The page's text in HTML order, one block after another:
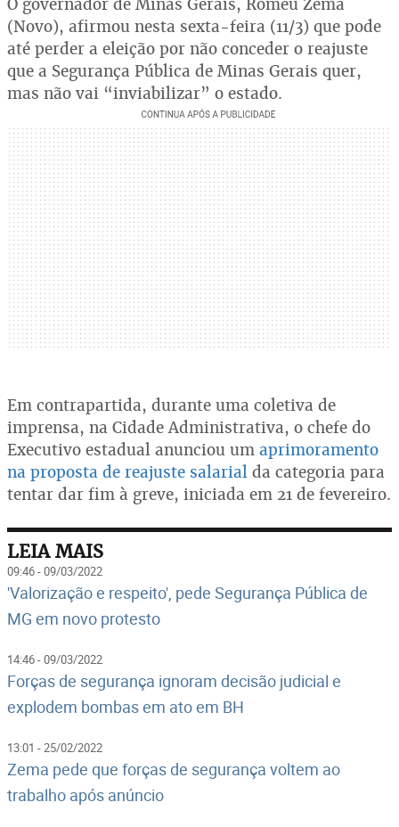
(Novo), afirmou nesta sexta-feira (11/3) que pode
até perder a eleição por não conceder o reajuste
que a Segurança Pública de Minas Gerais quer,
mas não vai “inviabilizar” o estado.
Em contrapartida, durante uma coletiva de
imprensa, na Cidade Administrativa, o chefe do
Executivo estadual anunciou um aprimoramento
na proposta de reajuste salarial da categoria para
tentar dar fim à greve, iniciada em 21 de fevereiro.
LEIA MAIS
09:46 - 09/03/2022
'Valorização e respeito', pede Segurança Pública de
MG em novo protesto
14:46 - 09/03/2022
Forças de segurança ignoram decisão judicial e
explodem bombas em ato em BH
13:01 - 25/02/2022
Zema pede que forças de segurança voltem ao
trabalho após anúncio